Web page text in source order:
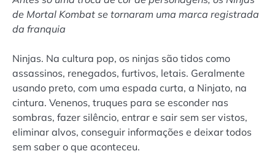
de Mortal Kombat se tornaram uma marca registrada
da franquia
Ninjas. Na cultura pop, os ninjas são tidos como
assassinos, renegados, furtivos, letais. Geralmente
usando preto, com uma espada curta, a Ninjato, na
cintura. Venenos, truques para se esconder nas
sombras, fazer silêncio, entrar e sair sem ser vistos,
eliminar alvos, conseguir informações e deixar todos
sem saber o que aconteceu.